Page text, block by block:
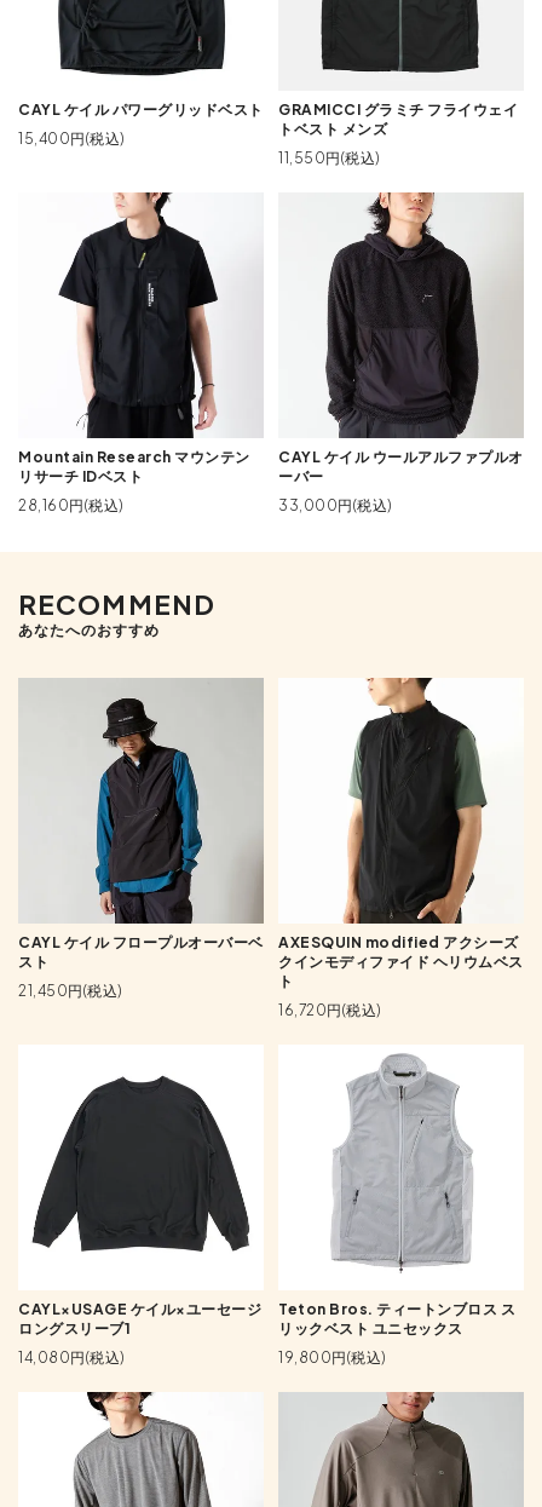
CAYL ケイル パワーグリッドベスト
15,400円(税込)
GRAMICCI グラミチ フライウェイ
トベスト メンズ
11,550円(税込)
Mountain Research マウンテン
リサーチ IDベスト
28,160円(税込)
CAYL ケイル ウールアルファプルオ
ーバー
33,000円(税込)
RECOMMEND
あなたへのおすすめ
CAYL ケイル フロープルオーバーベ
スト
21,450円(税込)
AXESQUIN modified アクシーズ
クインモディファイド ヘリウムベス
ト
16,720円(税込)
CAYL×USAGE ケイル×ユーセージ
ロングスリーブ1
14,080円(税込)
Teton Bros. ティートンブロス ス
リックベスト ユニセックス
19,800円(税込)